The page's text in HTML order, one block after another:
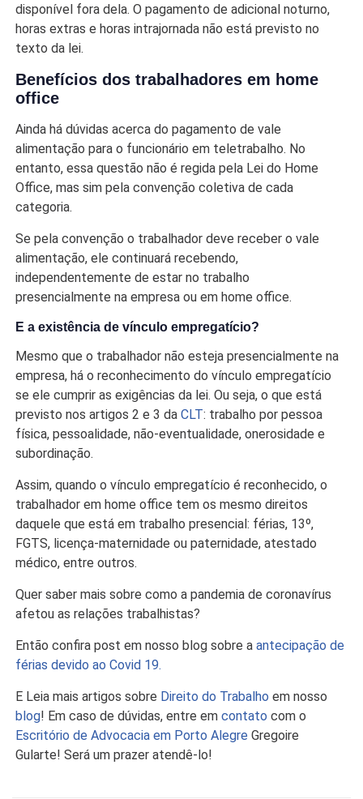
disponível fora dela. O pagamento de adicional noturno,
horas extras e horas intrajornada não está previsto no
texto da lei.
Benefícios dos trabalhadores em home
office
Ainda há dúvidas acerca do pagamento de vale
alimentação para o funcionário em teletrabalho. No
entanto, essa questão não é regida pela Lei do Home
Office, mas sim pela convenção coletiva de cada
categoria.
Se pela convenção o trabalhador deve receber o vale
alimentação, ele continuará recebendo,
independentemente de estar no trabalho
presencialmente na empresa ou em home office.
E a existência de vínculo empregatício?
Mesmo que o trabalhador não esteja presencialmente na
empresa, há o reconhecimento do vínculo empregatício
se ele cumprir as exigências da lei. Ou seja, o que está
previsto nos artigos 2 e 3 daCLT: trabalho por pessoa
física, pessoalidade, não-eventualidade, onerosidade e
subordinação.
Assim, quando o vínculo empregatício é reconhecido, o
trabalhador em home office tem os mesmo direitos
daquele que está em trabalho presencial: férias, 13º,
FGTS, licença-maternidade ou paternidade, atestado
médico, entre outros.
Quer saber mais sobre como a pandemia de coronavírus
afetou as relações trabalhistas?
Então confira post em nosso blog sobre aantecipação de
férias devido ao Covid 19.
E Leia mais artigos sobre Direito do Trabalho em nosso
blog! Em caso de dúvidas, entre em contato com o
Escritório de Advocacia em Porto Alegre Gregoire
Gularte! Será um prazer atendê-lo!